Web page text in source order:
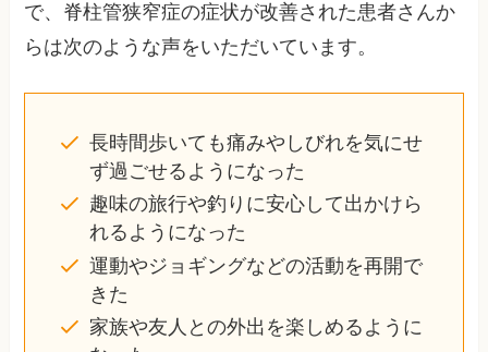
で、脊柱管狭窄症の症状が改善された患者さんか
らは次のような声をいただいています。
長時間歩いても痛みやしびれを気にせ
ず過ごせるようになった
趣味の旅行や釣りに安心して出かけら
れるようになった
運動やジョギングなどの活動を再開で
きた
家族や友人との外出を楽しめるように